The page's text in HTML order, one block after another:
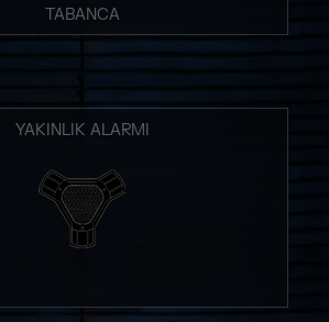
TABANCA
YAKINLIK ALARMI